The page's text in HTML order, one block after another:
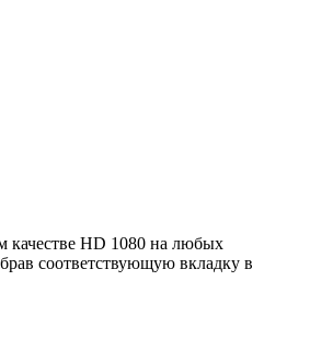
качестве HD 1080 на любых
соответствующую вкладку в